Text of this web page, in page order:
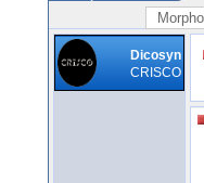
Dicosyn
CRISCO